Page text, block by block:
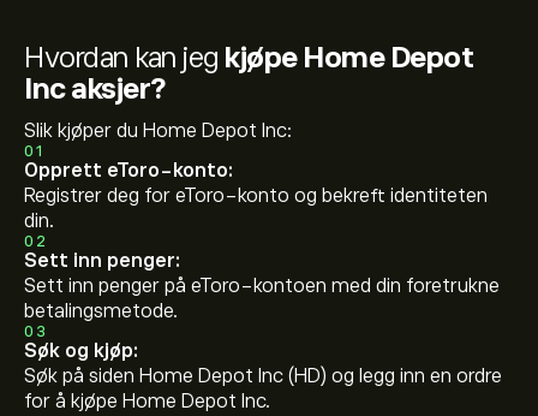
Hvordan kan jeg kjøpe Home Depot
Inc aksjer?
Slik kjøper du Home Depot Inc:
01
Opprett eToro-konto:
Registrer deg for eToro-konto og bekreft identiteten
din.
02
Sett inn penger:
Sett inn penger på eToro-kontoen med din foretrukne
betalingsmetode.
03
Søk og kjøp:
Søk på siden Home Depot Inc (HD) og legg inn en ordre
for å kjøpe Home Depot Inc.